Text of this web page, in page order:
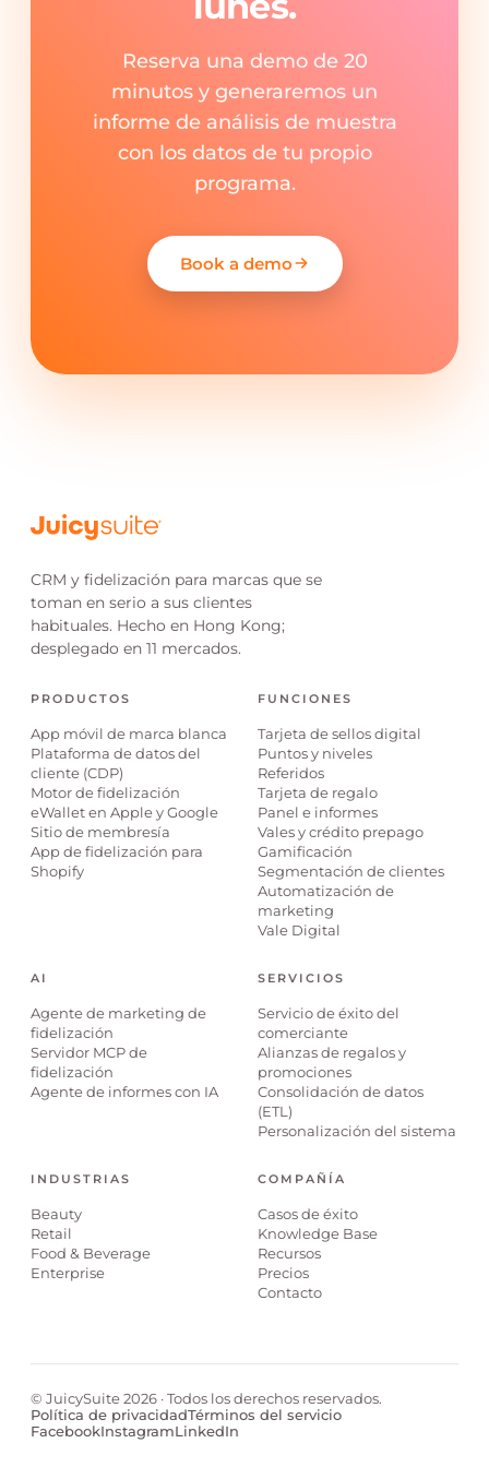
Reserva una demo de 20
minutos y generaremos un
informe de análisis de muestra
con los datos de tu propio
programa.
Book a demo
CRM y fidelización para marcas que se
toman en serio a sus clientes
habituales. Hecho en Hong Kong;
desplegado en 11 mercados.
PRODUCTOS
App móvil de marca blanca
Plataforma de datos del
cliente (CDP)
Motor de fidelización
eWallet en Apple y Google
Sitio de membresía
App de fidelización para
Shopify
FUNCIONES
Tarjeta de sellos digital
Puntos y niveles
Referidos
Tarjeta de regalo
Panel e informes
Vales y crédito prepago
Gamificación
Segmentación de clientes
Automatización de
marketing
Vale Digital
AI
Agente de marketing de
fidelización
Servidor MCP de
fidelización
Agente de informes con IA
SERVICIOS
Servicio de éxito del
comerciante
Alianzas de regalos y
promociones
Consolidación de datos
(ETL)
Personalización del sistema
INDUSTRIAS
Beauty
Retail
Food & Beverage
Enterprise
COMPAÑÍA
Casos de éxito
Knowledge Base
Recursos
Precios
Contacto
© JuicySuite 2026 · Todos los derechos reservados.
Política de privacidadTérminos del servicio
FacebookInstagramLinkedIn